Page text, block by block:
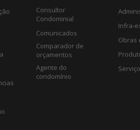
Consultor
Condominial
Comunicados
Comparador de
orçamentos
Agente do
condomínio
Infra-
Obras